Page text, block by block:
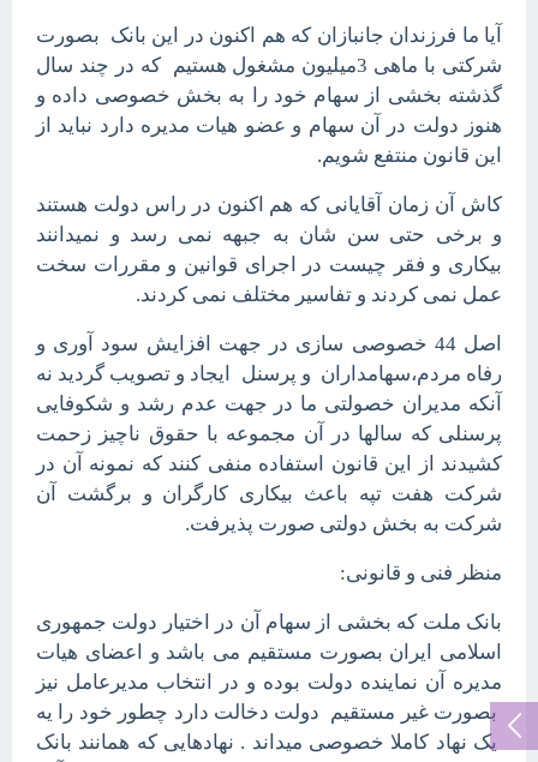
آیا ما فرزندان جانبازان که هم اکنون در این بانک بصورت
شرکتی با ماهی 3میلیون مشغول هستیم که در چند سال
گذشته بخشی از سهام خود را به بخش خصوصی داده و
هنوز دولت در آن سهام و عضو هیات مدیره دارد نباید از
این قانون منتفع شویم.
کاش آن زمان آقایانی که هم اکنون در راس دولت هستند
و برخی حتی سن شان به جبهه نمی رسد و نمیدانند
بیکاری و فقر چیست در اجرای قوانین و مقررات سخت
عمل نمی کردند و تفاسیر مختلف نمی کردند.
اصل 44 خصوصی سازی در جهت افزایش سود آوری و
رفاه مردم،سهامداران و پرسنل ایجاد و تصویب گردید نه
آنکه مدیران خصولتی ما در جهت عدم رشد و شکوفایی
پرسنلی که سالها در آن مجموعه با حقوق ناچیز زحمت
کشیدند از این قانون استفاده منفی کنند که نمونه آن در
شرکت هفت تپه باعث بیکاری کارگران و برگشت آن
شرکت به بخش دولتی صورت پذیرفت.
منظر فنی و قانونی:
بانک ملت که بخشی از سهام آن در اختیار دولت جمهوری
اسلامی ایران بصورت مستقیم می باشد و اعضای هیات
مدیره آن نماینده دولت بوده و در انتخاب مدیرعامل نیز
بصورت غیر مستقیم دولت دخالت دارد چطور خود را یه
یک نهاد کاملا خصوصی میداند . نهادهایی که همانند بانک